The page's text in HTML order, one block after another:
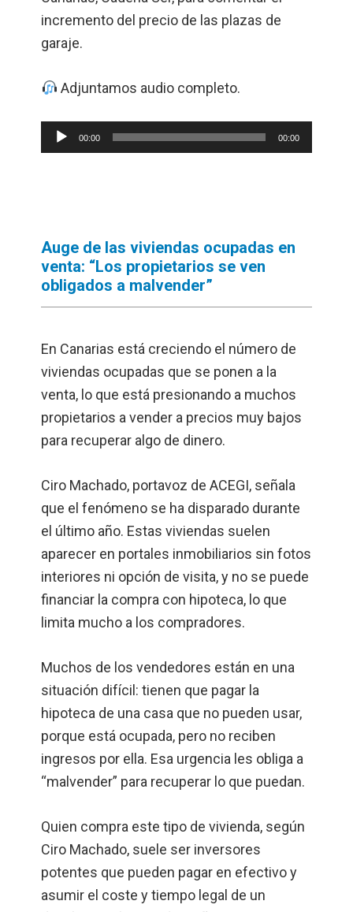
incremento del precio de las plazas de
garaje.
Adjuntamos audio completo.
Reproductor
de
00:00 00:00
Auge de las viviendas ocupadas en
venta: “Los propietarios se ven
obligados a malvender”
En Canarias está creciendo el número de
viviendas ocupadas que se ponen a la
venta, lo que está presionando a muchos
propietarios a vender a precios muy bajos
para recuperar algo de dinero.
Ciro Machado, portavoz de ACEGI, señala
que el fenómeno se ha disparado durante
el último año. Estas viviendas suelen
aparecer en portales inmobiliarios sin fotos
interiores ni opción de visita, y no se puede
financiar la compra con hipoteca, lo que
limita mucho a los compradores.
Muchos de los vendedores están en una
situación difícil: tienen que pagar la
hipoteca de una casa que no pueden usar,
porque está ocupada, pero no reciben
ingresos por ella. Esa urgencia les obliga a
“malvender” para recuperar lo que puedan.
Quien compra este tipo de vivienda, según
Ciro Machado, suele ser inversores
potentes que pueden pagar en efectivo y
asumir el coste y tiempo legal de un